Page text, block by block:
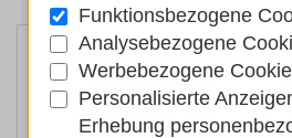
Funktionsbezogene
Analysebezogene
Werbebezogene
Personalisierte
Erhebung